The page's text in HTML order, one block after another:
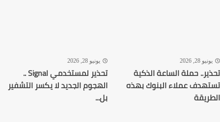
28, 2026
حملة الساعة الذكية
عملاء البنوك بهذه
يونيو 28, 2026
تحذير لمستخدمي Signal ..
الهجوم الجديد لا يكسر التشفير
بل...